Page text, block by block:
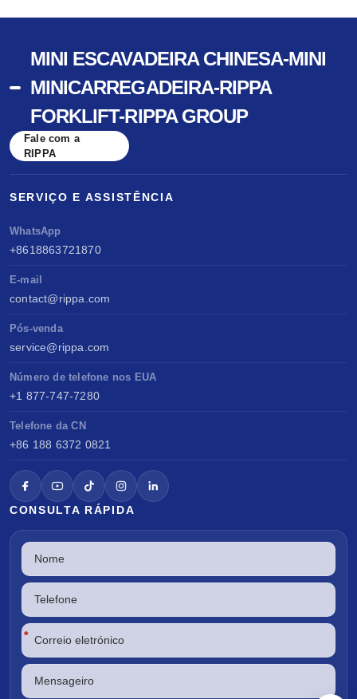
MINI ESCAVADEIRA CHINESA-MINI
MINICARREGADEIRA-RIPPA
FORKLIFT-RIPPA GROUP
Fale com a
RIPPA
SERVIÇO E ASSISTÊNCIA
WhatsApp
+8618863721870
E-mail
contact@rippa.com
Pós-venda
service@rippa.com
Número de telefone nos EUA
+1 877-747-7280
Telefone da CN
+86 188 6372 0821
CONSULTA RÁPIDA
*